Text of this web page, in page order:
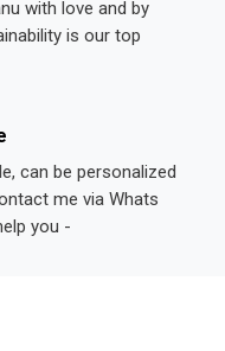
with love and by
is our top
can be personalized
me via Whats
you -